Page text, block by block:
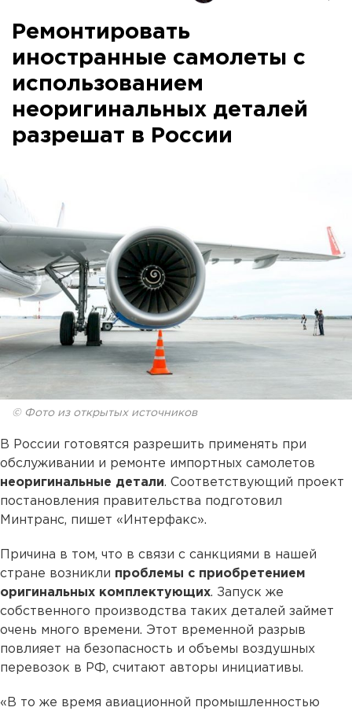
Ремонтировать
иностранные самолеты с
использованием
неоригинальных деталей
разрешат в России
© Фото из открытых источников
В России готовятся разрешить применять при
обслуживании и ремонте импортных самолетов
неоригинальные детали. Соответствующий проект
постановления правительства подготовил
Минтранс, пишет «Интерфакс».
Причина в том, что в связи с санкциями в нашей
стране возникли проблемы с приобретением
оригинальных комплектующих. Запуск же
собственного производства таких деталей займет
очень много времени. Этот временной разрыв
повлияет на безопасность и объемы воздушных
перевозок в РФ, считают авторы инициативы.
«В то же время авиационной промышленностью